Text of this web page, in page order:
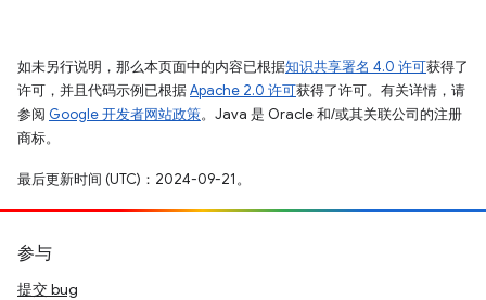
如未另行说明，那么本页面中的内容已根据知识共享署名 4.0 许可获得了
许可，并且代码示例已根据Apache 2.0 许可获得了许可。有关详情，请
参阅 Google 开发者网站政策。Java 是 Oracle 和/或其关联公司的注册
商标。
最后更新时间 (UTC)：2024-09-21。
参与
提交 bug